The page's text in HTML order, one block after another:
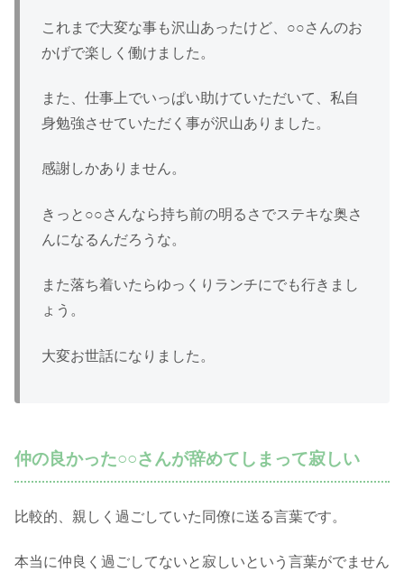
これまで大変な事も沢山あったけど、○○さんのお
かげで楽しく働けました。
また、仕事上でいっぱい助けていただいて、私自
身勉強させていただく事が沢山ありました。
感謝しかありません。
きっと○○さんなら持ち前の明るさでステキな奥さ
んになるんだろうな。
また落ち着いたらゆっくりランチにでも行きまし
ょう。
大変お世話になりました。
仲の良かった○○さんが辞めてしまって寂しい
比較的、親しく過ごしていた同僚に送る言葉です。
本当に仲良く過ごしてないと寂しいという言葉がでません